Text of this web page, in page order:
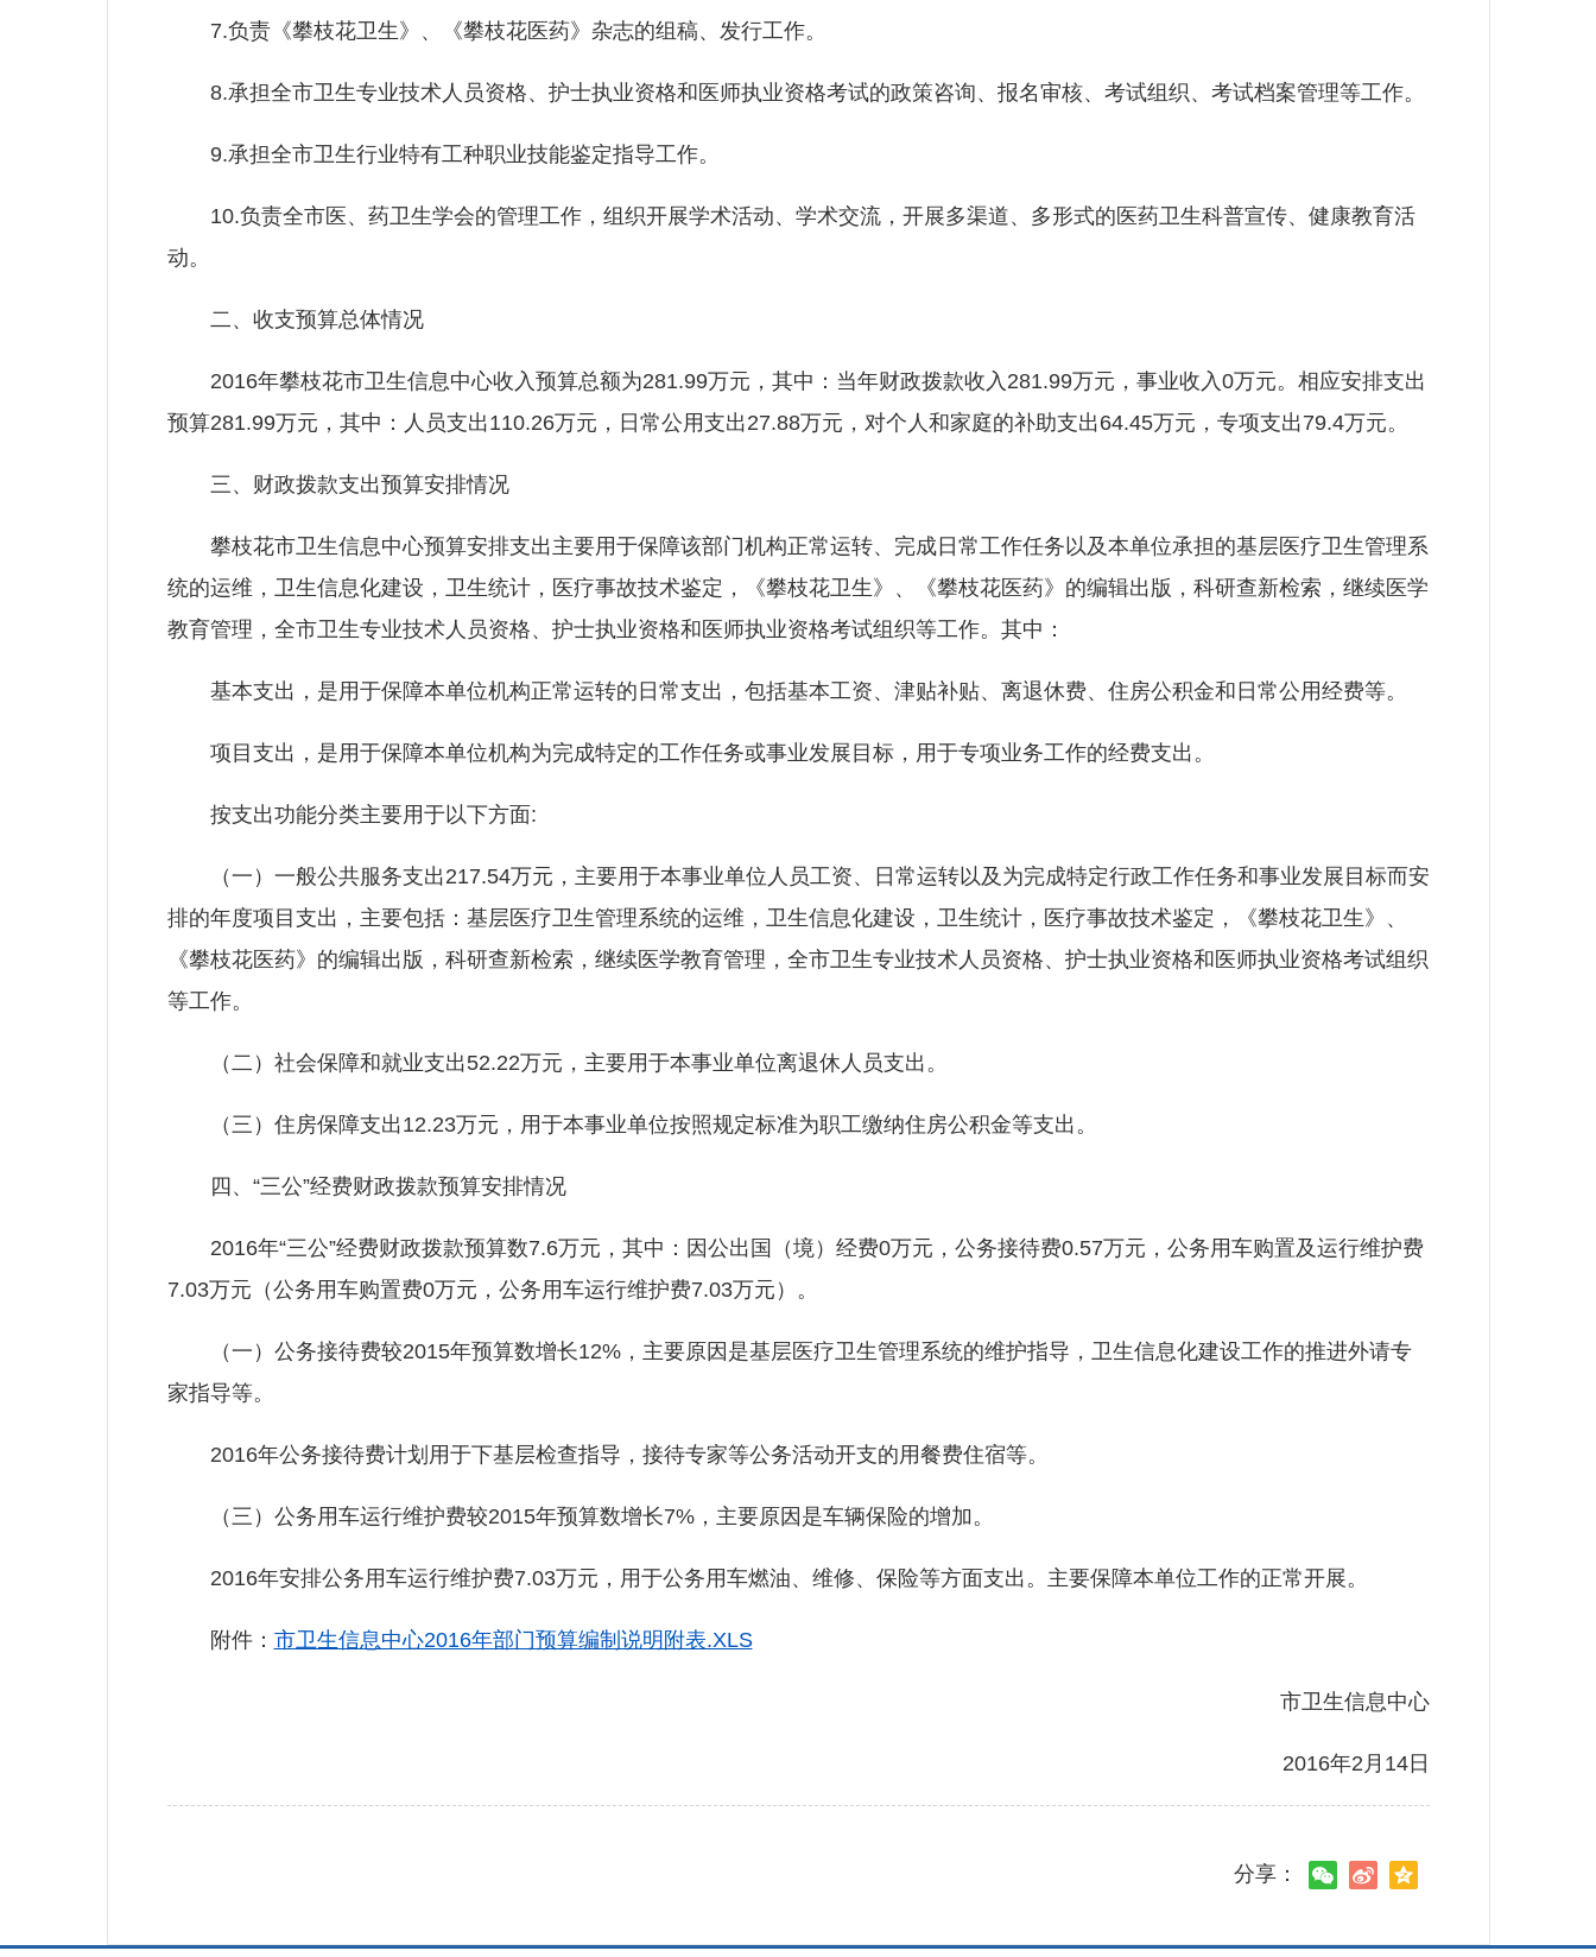
7.负责《攀枝花卫生》、《攀枝花医药》杂志的组稿、发行工作。
8.承担全市卫生专业技术人员资格、护士执业资格和医师执业资格考试的政策咨询、报名审核、考试组织、考试档案管理等工作。
9.承担全市卫生行业特有工种职业技能鉴定指导工作。
10.负责全市医、药卫生学会的管理工作，组织开展学术活动、学术交流，开展多渠道、多形式的医药卫生科普宣传、健康教育活
动。
二、收支预算总体情况
2016年攀枝花市卫生信息中心收入预算总额为281.99万元，其中：当年财政拨款收入281.99万元，事业收入0万元。相应安排支出
预算281.99万元，其中：人员支出110.26万元，日常公用支出27.88万元，对个人和家庭的补助支出64.45万元，专项支出79.4万元。
三、财政拨款支出预算安排情况
攀枝花市卫生信息中心预算安排支出主要用于保障该部门机构正常运转、完成日常工作任务以及本单位承担的基层医疗卫生管理系
统的运维，卫生信息化建设，卫生统计，医疗事故技术鉴定，《攀枝花卫生》、《攀枝花医药》的编辑出版，科研查新检索，继续医学
教育管理，全市卫生专业技术人员资格、护士执业资格和医师执业资格考试组织等工作。其中：
基本支出，是用于保障本单位机构正常运转的日常支出，包括基本工资、津贴补贴、离退休费、住房公积金和日常公用经费等。
项目支出，是用于保障本单位机构为完成特定的工作任务或事业发展目标，用于专项业务工作的经费支出。
按支出功能分类主要用于以下方面:
（一）一般公共服务支出217.54万元，主要用于本事业单位人员工资、日常运转以及为完成特定行政工作任务和事业发展目标而安
排的年度项目支出，主要包括：基层医疗卫生管理系统的运维，卫生信息化建设，卫生统计，医疗事故技术鉴定，《攀枝花卫生》、
《攀枝花医药》的编辑出版，科研查新检索，继续医学教育管理，全市卫生专业技术人员资格、护士执业资格和医师执业资格考试组织
等工作。
（二）社会保障和就业支出52.22万元，主要用于本事业单位离退休人员支出。
（三）住房保障支出12.23万元，用于本事业单位按照规定标准为职工缴纳住房公积金等支出。
四、“三公”经费财政拨款预算安排情况
2016年“三公”经费财政拨款预算数7.6万元，其中：因公出国（境）经费0万元，公务接待费0.57万元，公务用车购置及运行维护费
7.03万元（公务用车购置费0万元，公务用车运行维护费7.03万元）。
（一）公务接待费较2015年预算数增长12%，主要原因是基层医疗卫生管理系统的维护指导，卫生信息化建设工作的推进外请专
家指导等。
2016年公务接待费计划用于下基层检查指导，接待专家等公务活动开支的用餐费住宿等。
（三）公务用车运行维护费较2015年预算数增长7%，主要原因是车辆保险的增加。
2016年安排公务用车运行维护费7.03万元，用于公务用车燃油、维修、保险等方面支出。主要保障本单位工作的正常开展。
附件： 市卫生信息中心2016年部门预算编制说明附表.XLS
市卫生信息中心
2016年2月14日
分享：